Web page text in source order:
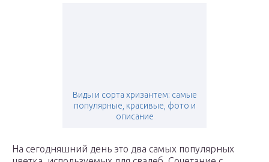
Виды и сорта хризантем: самые
популярные, красивые, фото и
описание
На сегодняшний день это два самых популярных